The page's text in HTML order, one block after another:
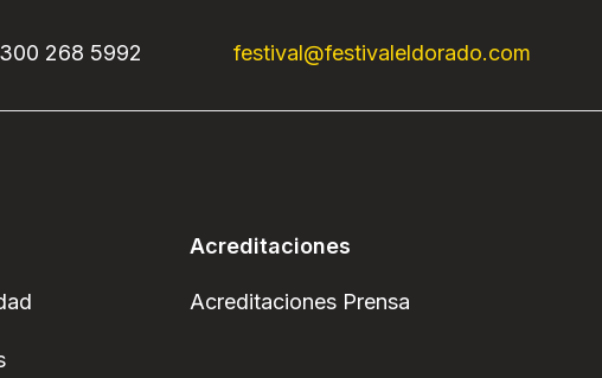
268 5992 festival@festivaleldorado.com
Acreditaciones
Acreditaciones Prensa